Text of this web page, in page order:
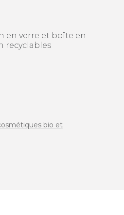
en verre et boîte en
recyclables
bio et